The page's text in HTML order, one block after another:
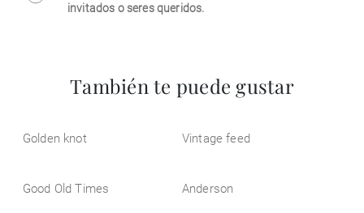
invitados o seres queridos.
También te puede gustar
Golden knot Vintage feed
Good Old Times Anderson